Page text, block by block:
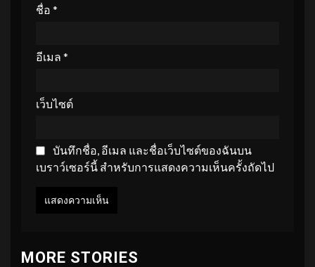
ชื่อ *
อีเมล *
เว็บไซต์
บันทึกชื่อ, อีเมล และชื่อเว็บไซต์ของฉันบน
เบราว์เซอร์นี้ สำหรับการแสดงความเห็นครั้งถัดไป
MORE STORIES